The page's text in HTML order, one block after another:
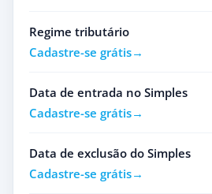
Regime tributário
Cadastre-se grátis
Data de entrada no Simples
Cadastre-se grátis
Data de exclusão do Simples
Cadastre-se grátis